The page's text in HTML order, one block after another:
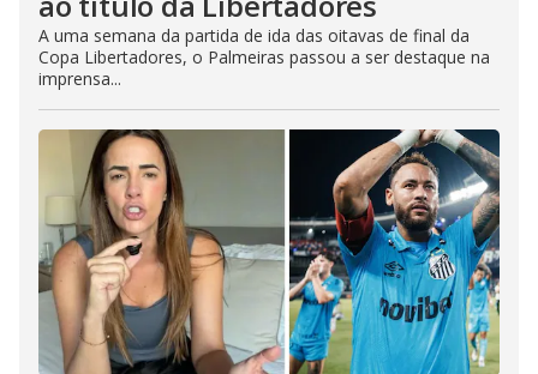
A uma semana da partida de ida das oitavas de final da
Copa Libertadores, o Palmeiras passou a ser destaque na
imprensa...